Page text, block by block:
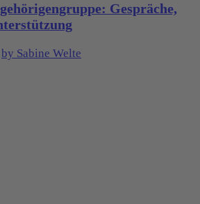
Gespräche,
by Sabine Welte